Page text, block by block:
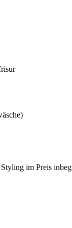
im Preis